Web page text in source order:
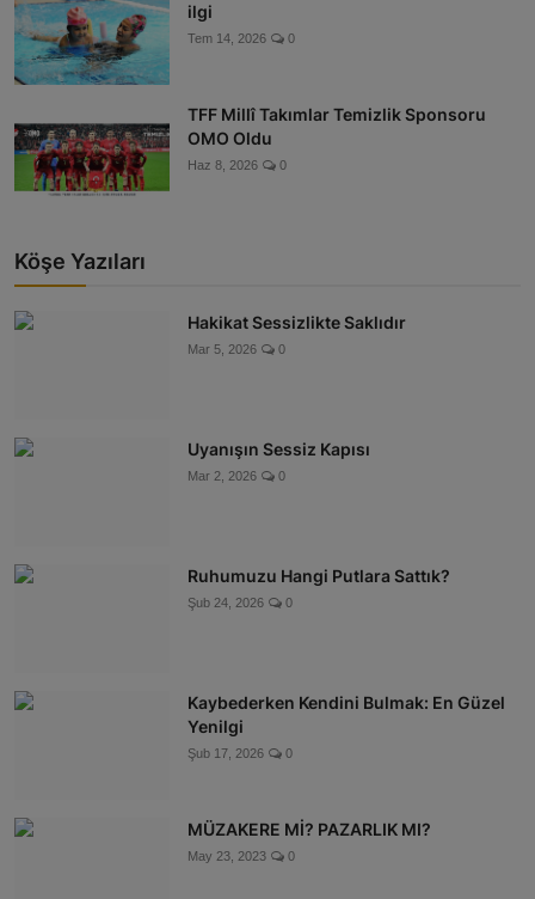
ilgi
Tem 14, 2026 0
TFF Millî Takımlar Temizlik Sponsoru
OMO Oldu
Haz 8, 2026 0
Köşe Yazıları
Hakikat Sessizlikte Saklıdır
Mar 5, 2026 0
Uyanışın Sessiz Kapısı
Mar 2, 2026 0
Ruhumuzu Hangi Putlara Sattık?
Şub 24, 2026 0
Kaybederken Kendini Bulmak: En Güzel
Yenilgi
Şub 17, 2026 0
MÜZAKERE Mİ? PAZARLIK MI?
May 23, 2023 0